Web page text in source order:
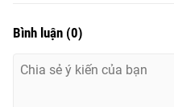
Bình luận (0)